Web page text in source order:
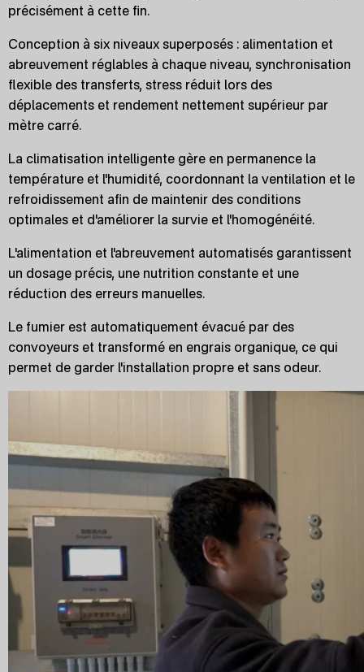
précisément à cette fin.
Conception à six niveaux superposés : alimentation et
abreuvement réglables à chaque niveau, synchronisation
flexible des transferts, stress réduit lors des
déplacements et rendement nettement supérieur par
mètre carré.
La climatisation intelligente gère en permanence la
température et l'humidité, coordonnant la ventilation et le
refroidissement afin de maintenir des conditions
optimales et d'améliorer la survie et l'homogénéité.
L'alimentation et l'abreuvement automatisés garantissent
un dosage précis, une nutrition constante et une
réduction des erreurs manuelles.
Le fumier est automatiquement évacué par des
convoyeurs et transformé en engrais organique, ce qui
permet de garder l'installation propre et sans odeur.